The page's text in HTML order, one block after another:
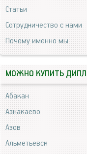
Статьи
Сотрудничество с нами
Почему именно мы
МОЖНО КУПИТЬ
Абакан
Азнакаево
Азов
Альметьевск